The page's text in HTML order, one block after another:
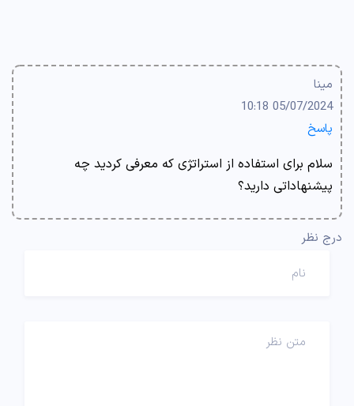
مینا
05/07/2024 10:18
پاسخ
سلام برای استفاده از استراتژی که معرفی کردید چه
پیشنهاداتی دارید؟
درج نظر